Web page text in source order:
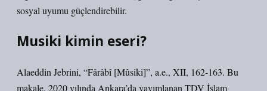
sosyal uyumu güçlendirebilir.
Musiki kimin eseri?
Alaeddin Jebrini, “Fârâbî [Mûsiki]”, a.e., XII, 162-163. Bu
makale, 2020 yılında Ankara’da yayımlanan TDV İslam